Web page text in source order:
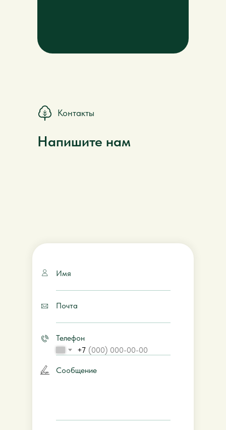
Напишите нам
Контакты
Имя
Почта
Телефон
+7
Сообщение